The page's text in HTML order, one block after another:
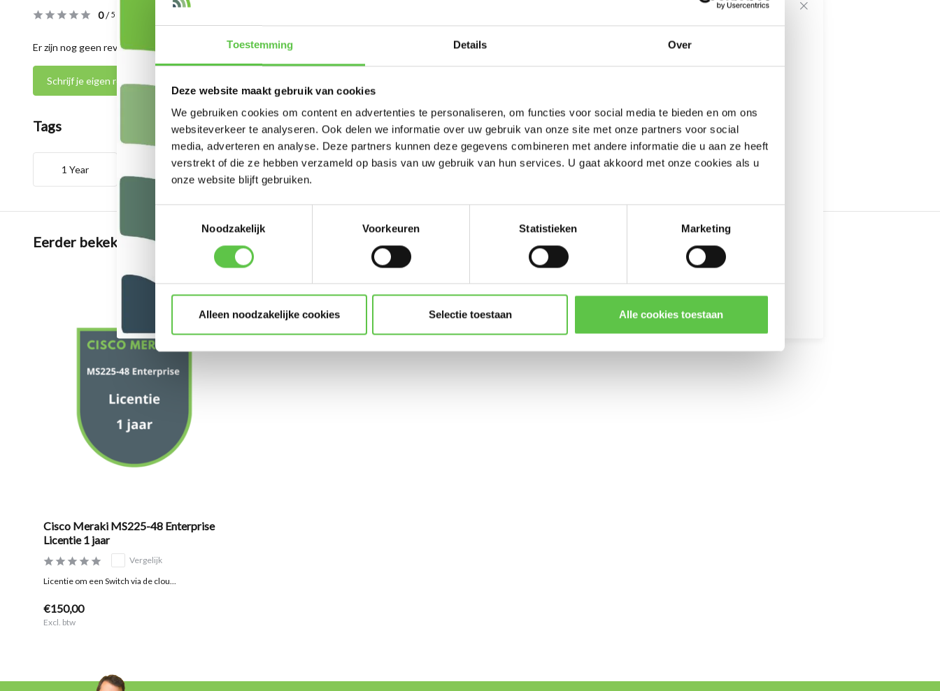
Toestemming Details Over
Deze website maakt gebruik van cookies
We gebruiken cookies om content en advertenties te personaliseren, om functies voor social media te bieden en om ons
websiteverkeer te analyseren. Ook delen we informatie over uw gebruik van onze site met onze partners voor social
media, adverteren en analyse. Deze partners kunnen deze gegevens combineren met andere informatie die u aan ze heeft
verstrekt of die ze hebben verzameld op basis van uw gebruik van hun services. U gaat akkoord met onze cookies als u
onze website blijft gebruiken.
Noodzakelijk
Voorkeuren Statistieken Marketing
Alleen noodzakelijke cookies Selectie toestaan Alle cookies toestaan
0/5
Er zijn nog geen reviews geschreven over dit product..
Schrijf je eigen review
Tags
1 Year 3509080 cloud management Enterprise License LIC-MS225-48-1YR MS225-48
Eerder bekeken
Cisco Meraki MS225-48 Enterprise
Licentie 1 jaar
Vergelijk
Licentie om een Switch via de clou...
€150,00
Excl. btw
Schrijf je in voor onze
Updates, acties & productinformatie
E-mailadres*
* Lees hier de wettelijke beperkingen